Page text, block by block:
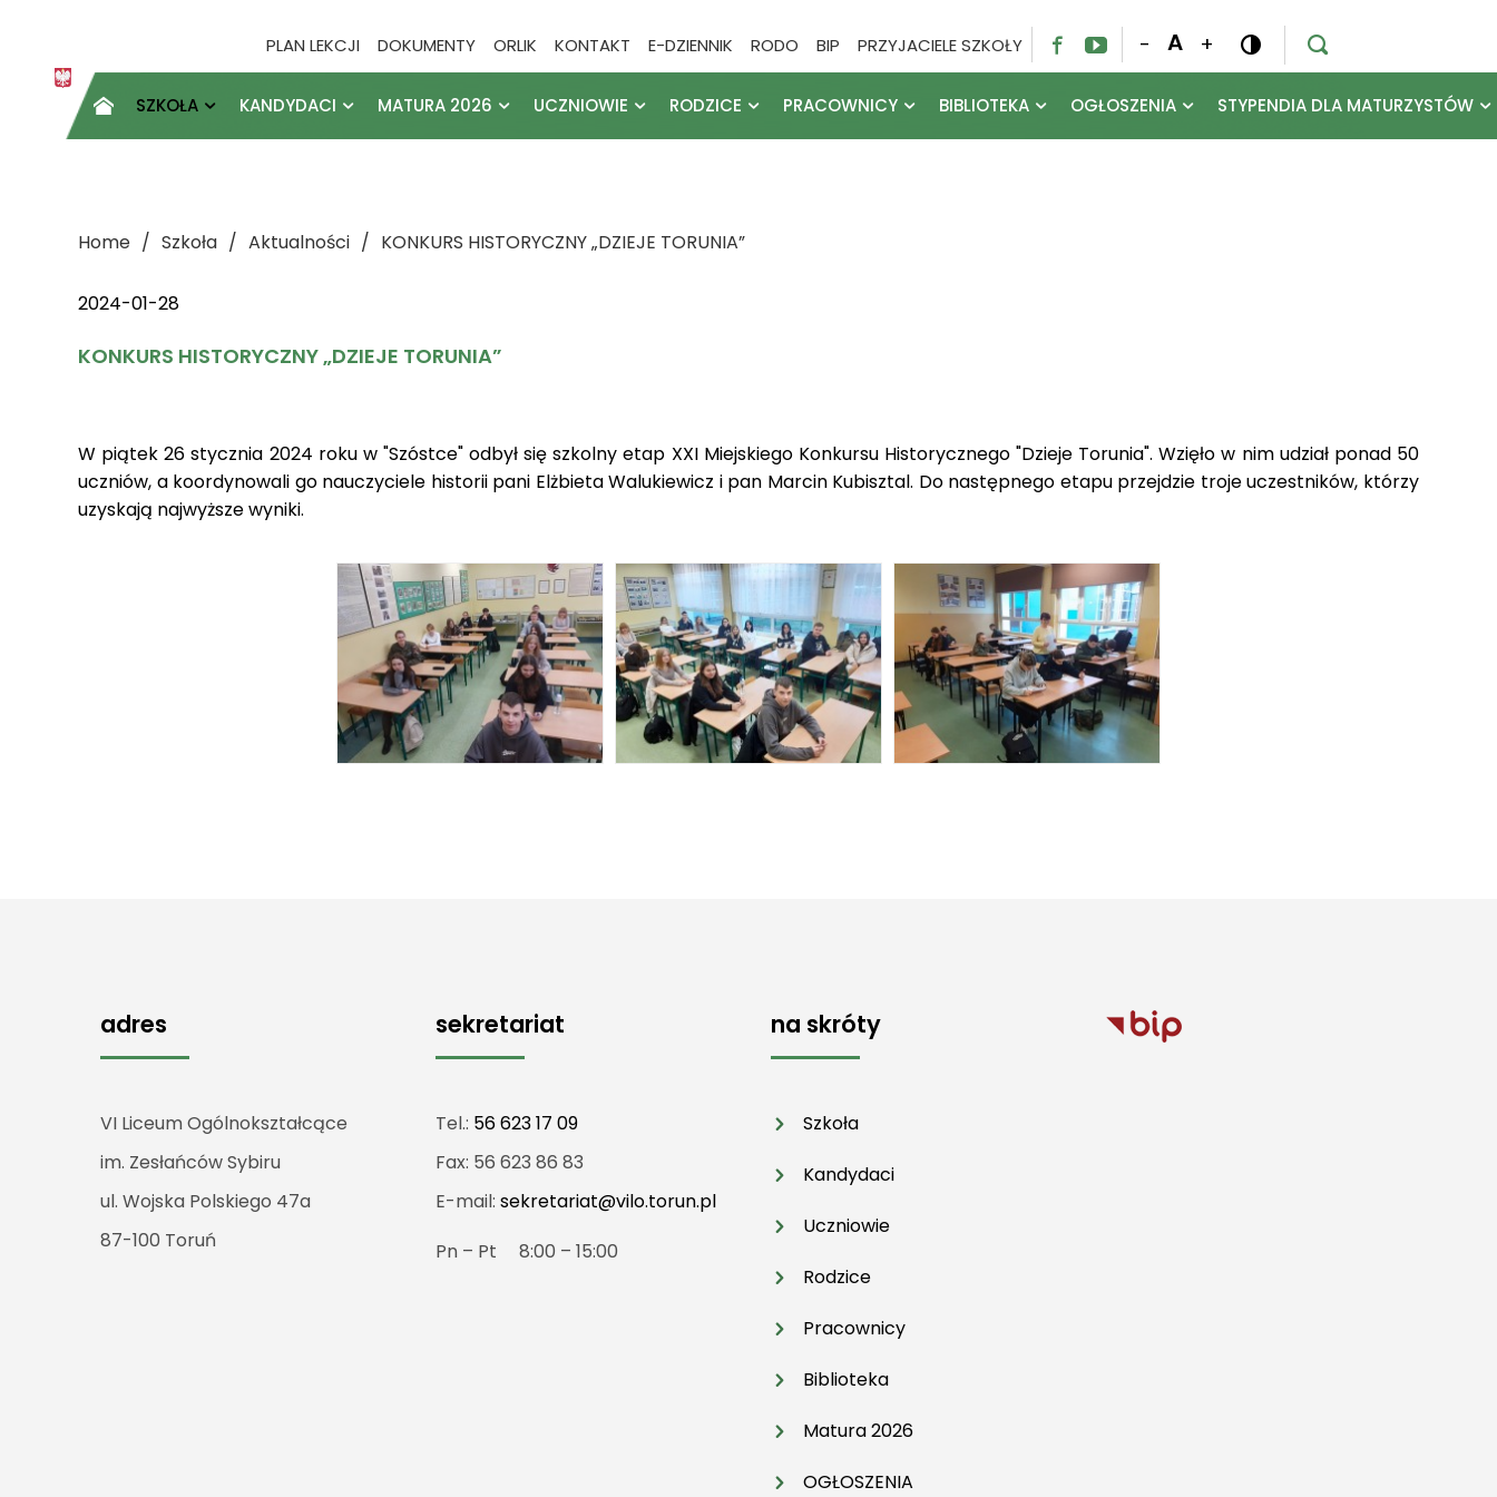
PLAN LEKCJI DOKUMENTY ORLIK KONTAKT E-DZIENNIK RODO BIP PRZYJACIELE SZKOŁY   - A +  
 SZKOŁA KANDYDACI MATURA 2026 UCZNIOWIE RODZICE PRACOWNICY BIBLIOTEKA OGŁOSZENIA STYPENDIA DLA MATURZYSTÓW
Home Szkoła Aktualności KONKURS HISTORYCZNY „DZIEJE TORUNIA”
2024-01-28
KONKURS HISTORYCZNY „DZIEJE TORUNIA”
W piątek 26 stycznia 2024 roku w "Szóstce" odbył się szkolny etap XXI Miejskiego Konkursu Historycznego "Dzieje Torunia". Wzięło w nim udział ponad 50
uczniów, a koordynowali go nauczyciele historii pani Elżbieta Walukiewicz i pan Marcin Kubisztal. Do następnego etapu przejdzie troje uczestników, którzy
uzyskają najwyższe wyniki.
adres
VI Liceum Ogólnokształcące
im. Zesłańców Sybiru
ul. Wojska Polskiego 47a
87-100 Toruń
sekretariat
Tel.: 56 623 17 09
Fax: 56 623 86 83
E-mail: sekretariat@vilo.torun.pl
Pn – Pt 8:00 – 15:00
na skróty
Szkoła
Kandydaci
Uczniowie
Rodzice
Pracownicy
Biblioteka
Matura 2026
OGŁOSZENIA